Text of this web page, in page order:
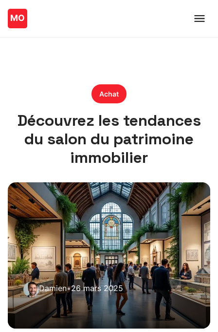
Achat
Découvrez les tendances
du salon du patrimoine
immobilier
Damien•26 mars 2025